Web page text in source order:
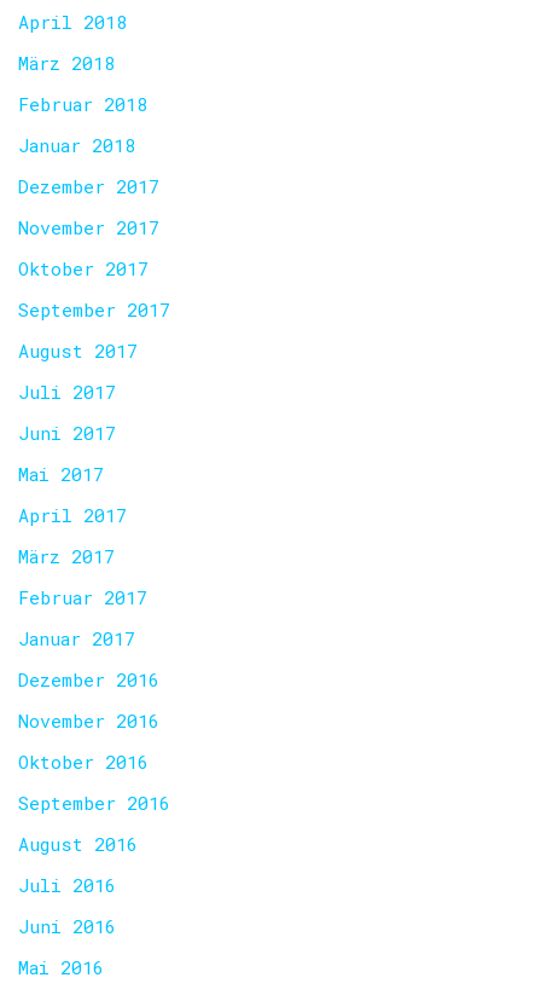
April 2018
März 2018
Februar 2018
Januar 2018
Dezember 2017
November 2017
Oktober 2017
September 2017
August 2017
Juli 2017
Juni 2017
Mai 2017
April 2017
März 2017
Februar 2017
Januar 2017
Dezember 2016
November 2016
Oktober 2016
September 2016
August 2016
Juli 2016
Juni 2016
Mai 2016